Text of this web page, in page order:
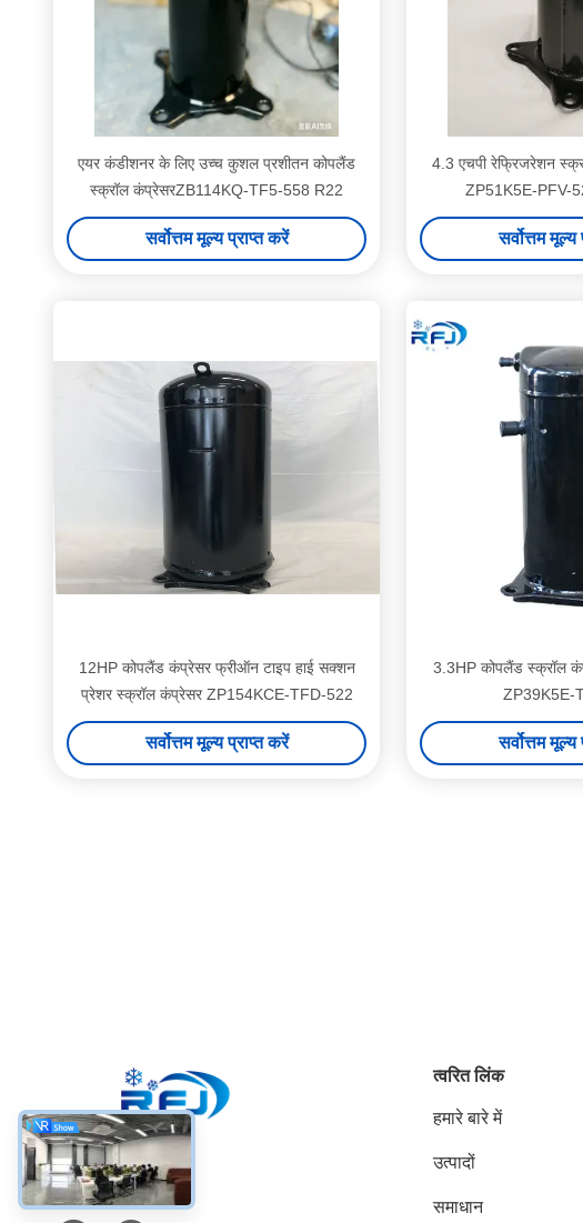
एयर कंडीशनर के लिए उच्च कुशल प्रशीतन कोपलैंड
स्क्रॉल कंप्रेसरZB114KQ-TF5-558 R22
सर्वोत्तम मूल्य प्राप्त करें
4.3 एचपी रेफ्रिजरेशन
ZP51K5E-PFV-
सर्वोत्तम
12HP कोपलैंड कंप्रेसर फ्रीऑन टाइप हाई सक्शन
प्रेशर स्क्रॉल कंप्रेसर ZP154KCE-TFD-522
सर्वोत्तम मूल्य प्राप्त करें
3.3HP कोपलैंड स्क्रॉल
ZP39K5E-
सर्वोत्तम
सोशल मीडिया
त्वरित लिंक
हमारे बारे में
उत्पादों
समाधान